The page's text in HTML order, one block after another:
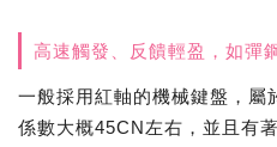
高速觸發、反饋輕盈，如彈
一般採用紅軸的機械鍵盤，屬
係數大概45CN左右，並且有